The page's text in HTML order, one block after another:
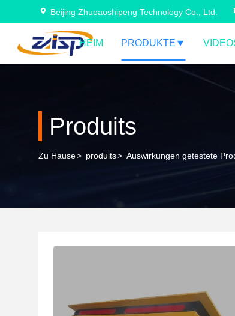
Beijing Zhuoaoshipeng Technology Co., Ltd.
HEIM PRODUKTE
Produits
Zu Hause> produits> Auswirkungen getestete